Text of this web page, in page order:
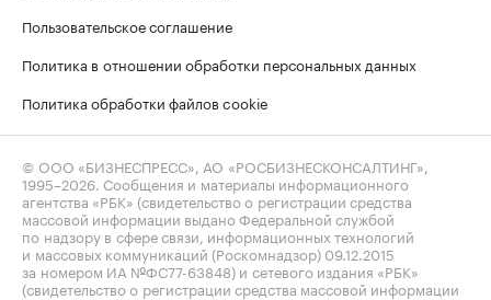
Пользовательское соглашение
Политика в отношении обработки персональных данных
Политика обработки файлов cookie
© ООО «БИЗНЕСПРЕСС», АО «РОСБИЗНЕСКОНСАЛТИНГ»,
1995–2026. Сообщения и материалы информационного
агентства «РБК» (свидетельство о регистрации средства
массовой информации выдано Федеральной службой
по надзору в сфере связи, информационных технологий
и массовых коммуникаций (Роскомнадзор) 09.12.2015
за номером ИА №ФС77-63848) и сетевого издания «РБК»
(свидетельство о регистрации средства массовой информации